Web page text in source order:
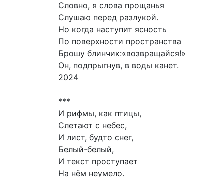
Словно, я слова прощанья
Слушаю перед разлукой.
Но когда наступит ясность
По поверхности пространства
Брошу блинчик:«возвращайся!»
Он, подпрыгнув, в воды канет.
2024
***
И рифмы, как птицы,
Слетают с небес,
И лист, будто снег,
Белый-белый,
И текст проступает
На нём неумело.